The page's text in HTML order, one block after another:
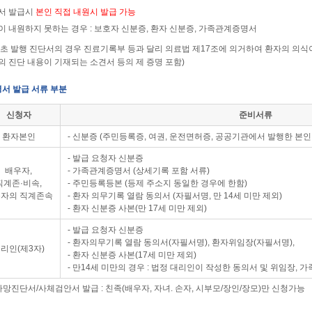
발급시 본인 직접 내원시 발급 가능
내원하지 못하는 경우 : 보호자 신분증, 환자 신분증, 가족관계증명서
발행 진단서의 경우 진료기록부 등과 달리 의료법 제17조에 의거하여 환자의 의
진단 내용이 기재되는 소견서 등의 제 증명 포함)
서 발급 서류 부분
신청자 준비서류
환자본인 - 신분증 (주민등록증, 여권, 운전면허증, 공공기관에서 발행한 본
배우자,
계존·비속,
의 직계존속
- 발급 요청자 신분증
- 가족관계증명서 (상세기록 포함 서류)
- 주민등록등본 (등제 주소지 동일한 경우에 한함)
- 환자 의무기록 열람 동의서 (자필서명, 만 14세 미만 제외)
- 환자 신분증 사본(만 17세 미만 제외)
인(제3자)
- 발급 요청자 신분증
- 환자의무기록 열람 동의서(자필서명), 환자위임장(자필서명),
- 환자 신분증 사본(17세 미만 제외)
- 만14세 미만의 경우 : 법정 대리인이 작성한 동의서 및 위임장, 가
망진단서/사체검안서 발급 : 친족(배우자, 자녀. 손자, 시부모/장인/장모)만 신청가능